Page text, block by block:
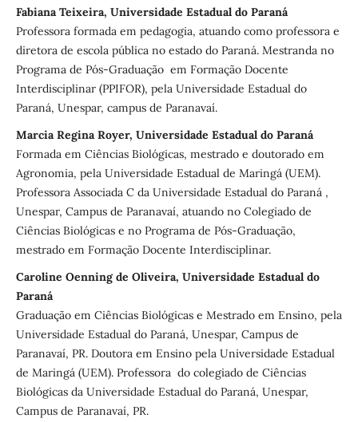
Fabiana Teixeira, Universidade Estadual do Paraná
Professora formada em pedagogia, atuando como professora e
diretora de escola pública no estado do Paraná. Mestranda no
Programa de Pós-Graduação em Formação Docente
Interdisciplinar (PPIFOR), pela Universidade Estadual do
Paraná, Unespar, campus de Paranavaí.
Marcia Regina Royer, Universidade Estadual do Paraná
Formada em Ciências Biológicas, mestrado e doutorado em
Agronomia, pela Universidade Estadual de Maringá (UEM).
Professora Associada C da Universidade Estadual do Paraná ,
Unespar, Campus de Paranavaí, atuando no Colegiado de
Ciências Biológicas e no Programa de Pós-Graduação,
mestrado em Formação Docente Interdisciplinar.
Caroline Oenning de Oliveira, Universidade Estadual do
Paraná
Graduação em Ciências Biológicas e Mestrado em Ensino, pela
Universidade Estadual do Paraná, Unespar, Campus de
Paranavaí, PR. Doutora em Ensino pela Universidade Estadual
de Maringá (UEM). Professora do colegiado de Ciências
Biológicas da Universidade Estadual do Paraná, Unespar,
Campus de Paranavaí, PR.